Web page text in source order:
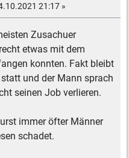
21:17 »
Zusachuer
etwas mit dem
konnten. Fakt bleibt
und der Mann sprach
seinen Job verlieren.
immer öfter Männer
schadet.